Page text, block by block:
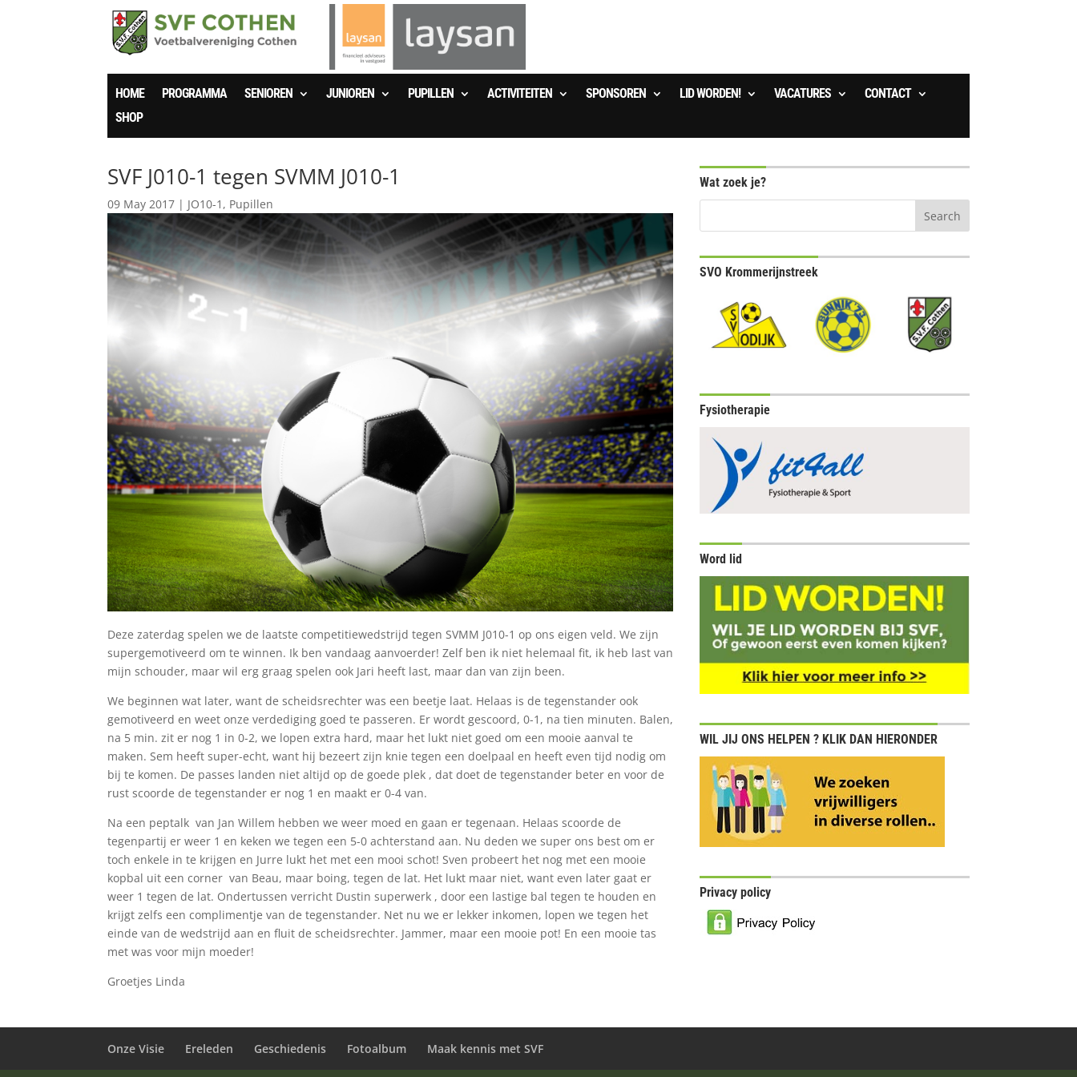
HOME PROGRAMMA SENIOREN JUNIOREN PUPILLEN ACTIVITEITEN SPONSOREN LID WORDEN! VACATURES
CONTACT
SHOP
SVF J010-1 tegen SVMM J010-1
09 May 2017 | JO10-1 , Pupillen
Deze zaterdag spelen we de laatste competitiewedstrijd tegen SVMM J010-1 op ons eigen veld. We zijn
supergemotiveerd om te winnen. Ik ben vandaag aanvoerder! Zelf ben ik niet helemaal fit, ik heb last van
mijn schouder, maar wil erg graag spelen ook Jari heeft last, maar dan van zijn been.
We beginnen wat later, want de scheidsrechter was een beetje laat. Helaas is de tegenstander ook
gemotiveerd en weet onze verdediging goed te passeren. Er wordt gescoord, 0-1, na tien minuten. Balen,
na 5 min. zit er nog 1 in 0-2, we lopen extra hard, maar het lukt niet goed om een mooie aanval te
maken. Sem heeft super-echt, want hij bezeert zijn knie tegen een doelpaal en heeft even tijd nodig om
bij te komen. De passes landen niet altijd op de goede plek , dat doet de tegenstander beter en voor de
rust scoorde de tegenstander er nog 1 en maakt er 0-4 van.
Na een peptalk van Jan Willem hebben we weer moed en gaan er tegenaan. Helaas scoorde de
tegenpartij er weer 1 en keken we tegen een 5-0 achterstand aan. Nu deden we super ons best om er
toch enkele in te krijgen en Jurre lukt het met een mooi schot! Sven probeert het nog met een mooie
kopbal uit een corner van Beau, maar boing, tegen de lat. Het lukt maar niet, want even later gaat er
weer 1 tegen de lat. Ondertussen verricht Dustin superwerk , door een lastige bal tegen te houden en
krijgt zelfs een complimentje van de tegenstander. Net nu we er lekker inkomen, lopen we tegen het
einde van de wedstrijd aan en fluit de scheidsrechter. Jammer, maar een mooie pot! En een mooie tas
met was voor mijn moeder!
Groetjes Linda
Wat zoek je?
SVO Krommerijnstreek
Fysiotherapie
Word lid
WIL JIJ ONS HELPEN ? KLIK DAN HIERONDER
Privacy policy
Onze Visie Ereleden Geschiedenis Fotoalbum Maak kennis met SVF